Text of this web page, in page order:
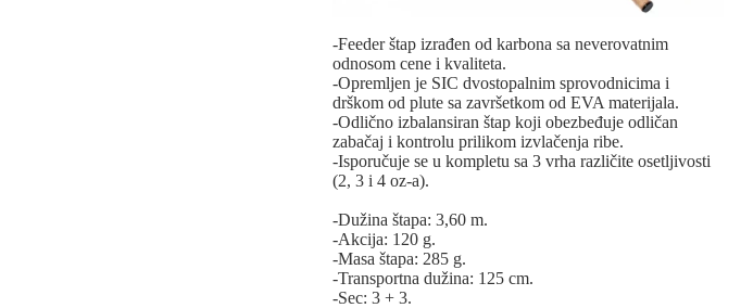
-Feeder štap izrađen od karbona sa neverovatnim
odnosom cene i kvaliteta.
-Opremljen je SIC dvostopalnim sprovodnicima i
drškom od plute sa završetkom od EVA materijala.
-Odlično izbalansiran štap koji obezbeđuje odličan
zabačaj i kontrolu prilikom izvlačenja ribe.
-Isporučuje se u kompletu sa 3 vrha različite osetljivosti
(2, 3 i 4 oz-a).
-Dužina štapa: 3,60 m.
-Akcija: 120 g.
-Masa štapa: 285 g.
-Transportna dužina: 125 cm.
-Sec: 3 + 3.